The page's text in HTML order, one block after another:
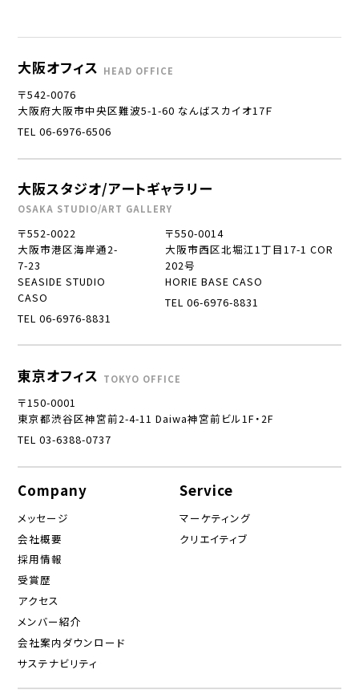
大阪オフィス HEAD OFFICE
〒542-0076
大阪府大阪市中央区難波5-1-60 なんばスカイオ17Ｆ
TEL 06-6976-6506
大阪スタジオ/アートギャラリー
OSAKA STUDIO/ART GALLERY
〒552-0022
大阪市港区海岸通2-
7-23
SEASIDE STUDIO
CASO
TEL 06-6976-8831
〒550-0014
大阪市西区北堀江1丁目17-1 COR
202号
HORIE BASE CASO
TEL 06-6976-8831
東京オフィス TOKYO OFFICE
〒150-0001
東京都渋谷区神宮前2-4-11 Daiwa神宮前ビル1F・2F
TEL 03-6388-0737
Company
メッセージ
会社概要
採用情報
受賞歴
アクセス
メンバー紹介
会社案内ダウンロード
サステナビリティ
Service
マーケティング
クリエイティブ